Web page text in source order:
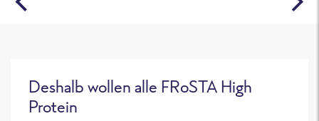
Deshalb wollen alle FRoSTA High
Protein